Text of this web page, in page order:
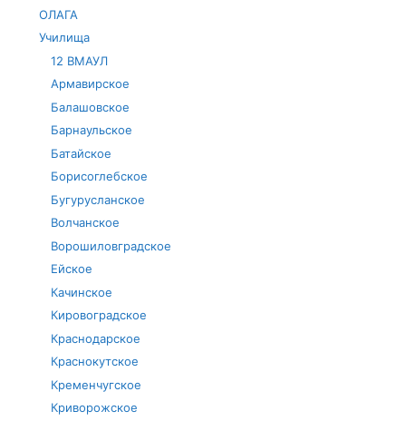
ОЛАГА
Училища
12 ВМАУЛ
Армавирское
Балашовское
Барнаульское
Батайское
Борисоглебское
Бугурусланское
Волчанское
Ворошиловградское
Ейское
Качинское
Кировоградское
Краснодарское
Краснокутское
Кременчугское
Криворожское